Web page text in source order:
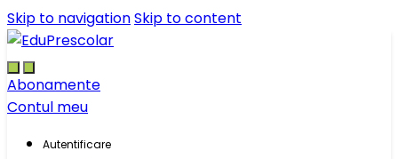
Skip to navigationSkip to content
Abonamente
Contul meu
Autentificare